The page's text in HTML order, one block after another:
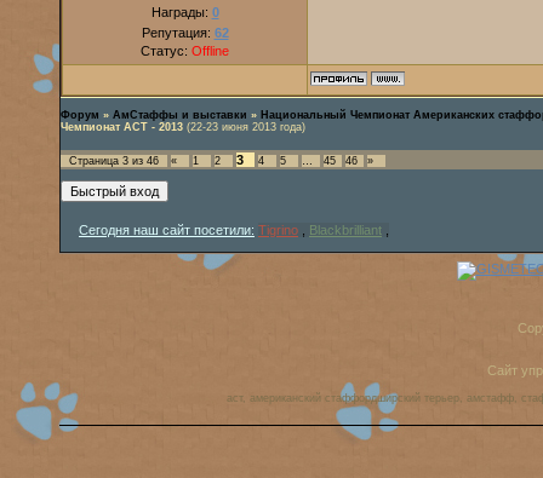
Награды: 0
Репутация: 62
Статус: Offline
Форум » АмСтаффы и выставки » Национальный Чемпионат Американских
Чемпионат АСТ - 2013 (22-23 июня 2013 года)
Страница 3 из 46 « 1 2 3 4 5 … 45 46 »
Сегодня наш сайт посетили: Tigrino Blackbrilliant
Сайт
аст, американский стаффордширский терьер, амстафф,